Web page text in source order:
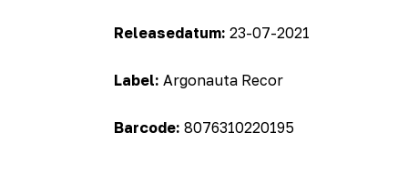
Releasedatum: 23-07-2021
Label: Argonauta Recor
Barcode: 8076310220195